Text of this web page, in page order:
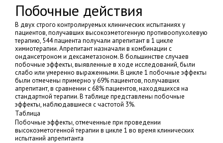
Побочные действия
В двух строго контролируемых клинических испытаниях у
пациентов, получавших высокоэметогенную противоопухолевую
терапию, 544 пациента получали апрепитант в 1 цикле
химиотерапии. Апрепитант назначали в комбинации с
ондансетроном и дексаметазоном. В большинстве случаев
побочные эффекты, выявленные в ходе исследований, были
слабо или умеренно выраженными. В цикле 1 побочные эффекты
были отмечены примерно у 69% пациентов, получавших
апрепитант, в сравнении с 68% пациентов, находящихся на
стандартной терапии. В таблице представлены побочные
эффекты, наблюдавшиеся с частотой 3%.
Таблица
Побочные эффекты, отмеченные при проведении
высокоэметогенной терапии в цикле 1 во время клинических
испытаний апрепитанта